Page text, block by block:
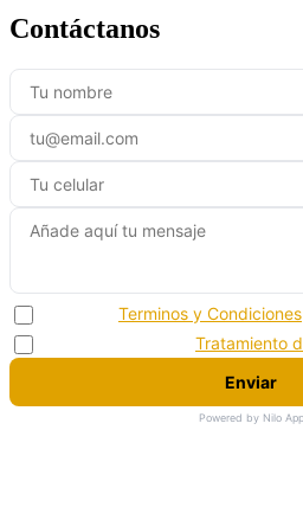
Contáctanos
Terminos y Condiciones
Tratamiento
Enviar
Powered by Nilo App